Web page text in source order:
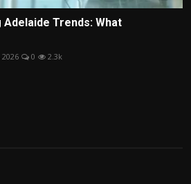
Trends: What
2026 0 2.3k